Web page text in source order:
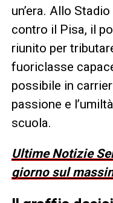
un’era. Allo
contro il Pisa, il
riunito per
fuoriclasse
possibile in
passione e
scuola.
Ultime Notizie
giorno sul